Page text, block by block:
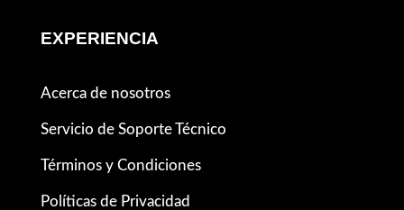
EXPERIENCIA
Acerca de nosotros
Servicio de Soporte Técnico
Términos y Condiciones
Políticas de Privacidad